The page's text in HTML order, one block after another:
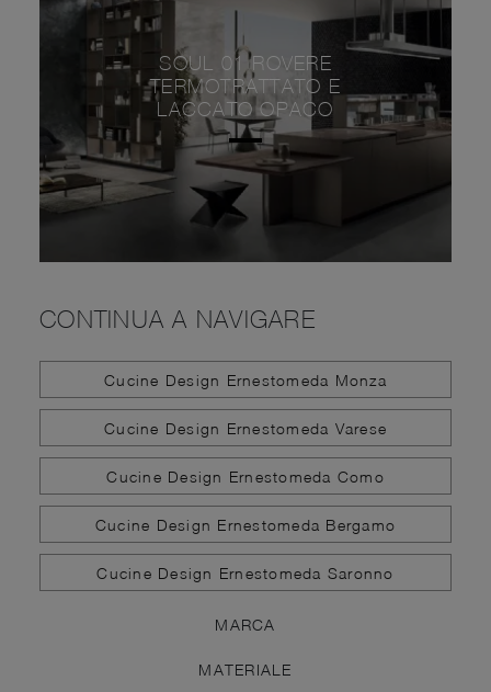
SOUL 01 ROVERE
TERMOTRATTATO E
LACCATO OPACO
CONTINUA A NAVIGARE
Cucine Design Ernestomeda Monza
Cucine Design Ernestomeda Varese
Cucine Design Ernestomeda Como
Cucine Design Ernestomeda Bergamo
Cucine Design Ernestomeda Saronno
MARCA
MATERIALE